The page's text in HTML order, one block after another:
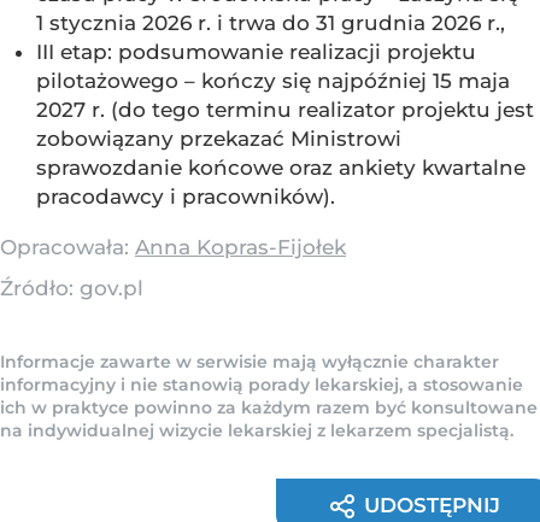
1 stycznia 2026 r. i trwa do 31 grudnia 2026 r.,
III etap: podsumowanie realizacji projektu
pilotażowego – kończy się najpóźniej 15 maja
2027 r. (do tego terminu realizator projektu jest
zobowiązany przekazać Ministrowi
sprawozdanie końcowe oraz ankiety kwartalne
pracodawcy i pracowników).
Opracowała: Anna Kopras-Fijołek
Źródło: gov.pl
Informacje zawarte w serwisie mają wyłącznie charakter
informacyjny i nie stanowią porady lekarskiej, a stosowanie
ich w praktyce powinno za każdym razem być konsultowane
na indywidualnej wizycie lekarskiej z lekarzem specjalistą.
UDOSTĘPNIJ